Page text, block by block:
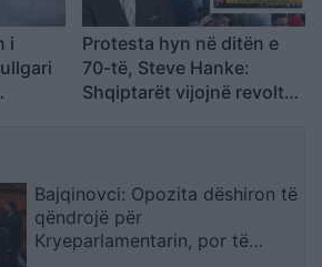
i
Protesta hyn në ditën e
70-të, Steve Hanke:
Shqiptarët vijojnë revoltën
Bajqinovci: Opozita dëshiron të
qëndrojë për
Kryeparlamentarin, por të